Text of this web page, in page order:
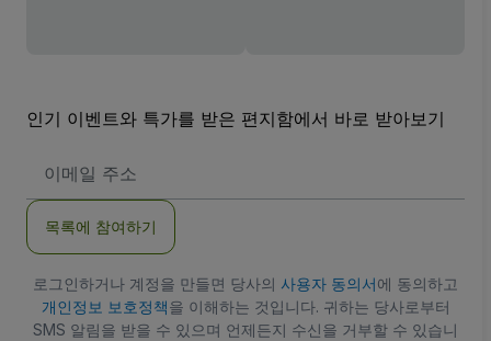
인기 이벤트와 특가를 받은 편지함에서 바로 받아보기
메
소
목록에 참여하기
로그인하거나 계정을 만들면 당사의 사용자 동의서에 동의하고
개인정보 보호정책을 이해하는 것입니다. 귀하는 당사로부터
SMS 알림을 받을 수 있으며 언제든지 수신을 거부할 수 있습니